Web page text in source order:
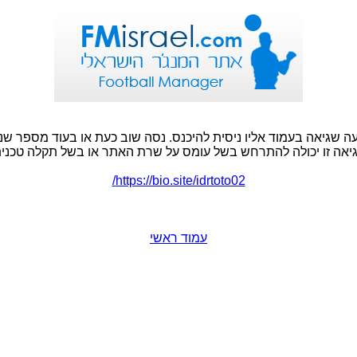
שגיאה בעמוד אליו ניסית להיכנס. נסה שוב כעת או בעוד מספר
זו יכולה להתרחש בשל עומס על שרת האתר או בשל תקלה
https://bio.site/idrtoto02/
עמוד ראשי